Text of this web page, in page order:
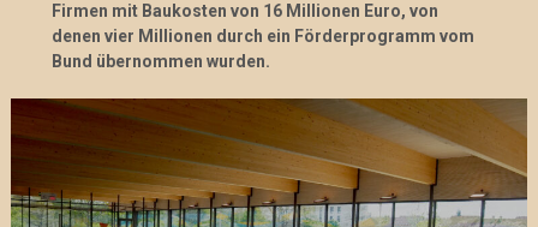
Firmen mit Baukosten von 16 Millionen Euro, von
denen vier Millionen durch ein Förderprogramm vom
Bund übernommen wurden.